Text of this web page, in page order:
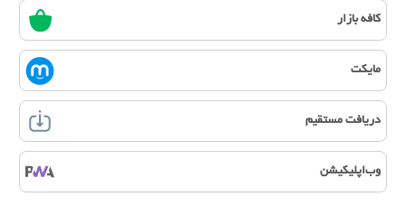
کافه بازار
مایکت
دریافت مستقیم
وب‌اپلیکیشن